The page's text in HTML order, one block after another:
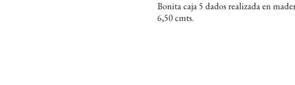
Bonita caja 5 dados realizada en
6,50 cmts.